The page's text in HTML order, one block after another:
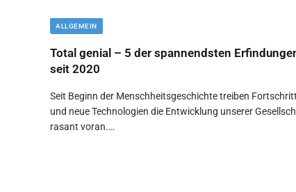
ALLGEMEIN
Total genial – 5 der spannendsten
seit 2020
Seit Beginn der Menschheitsgeschichte treiben Fortschritt
und neue Technologien die Entwicklung unserer
rasant voran.…